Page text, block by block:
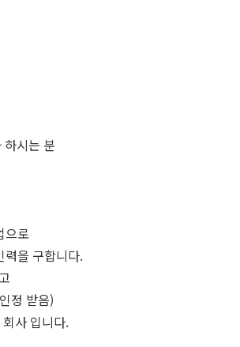
시는 분
으로
력을 구합니다.
정 받음)
사 입니다.